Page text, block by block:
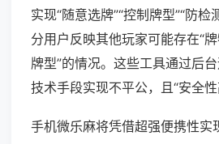
实现“随意选牌”“控制牌型”“防
分用户反映其他玩家可能存在“
牌型”的情况。这些工具通过后
技术手段实现不平公，且“安全性
手机微乐麻将凭借超强便携性实